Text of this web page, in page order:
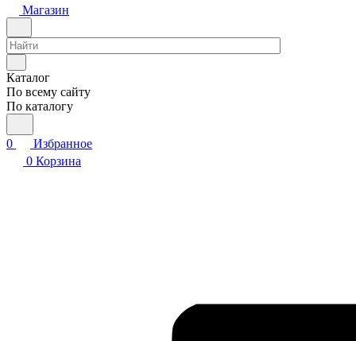
Магазин
Каталог
По всему сайту
По каталогу
0
Избранное
0 Корзина